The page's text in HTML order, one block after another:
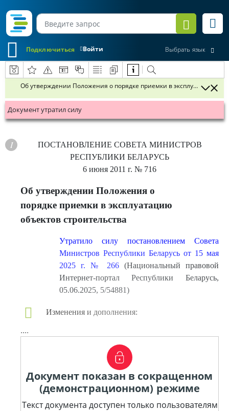
Войти
Подключиться Выбрать язык
Об утверждении Положения о порядке приемки в эксплуатацию
Документ утратил силу
ПОСТАНОВЛЕНИЕ СОВЕТА МИНИСТРОВ
РЕСПУБЛИКИ БЕЛАРУСЬ
6 июня 2011 г. № 716
Об утверждении Положения о
порядке приемки в эксплуатацию
объектов строительства
Утратило силу постановлением Совета
Министров Республики Беларусь от 15 мая
2025 г. № 266 (Национальный правовой
Интернет-портал Республики Беларусь,
05.06.2025, 5/54881)
Изменения и дополнения:
....
Документ показан в сокращенном
(демонстрационном) режиме
Текст документа доступен только пользователям